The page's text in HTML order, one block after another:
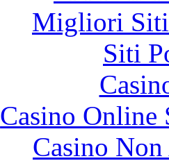
Migliori Siti
Siti
Casino
Casino